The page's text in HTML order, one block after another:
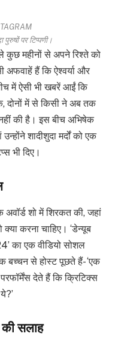
पर टिप्पणी।
कुछ महीनों से अपने रिश्ते को
अफवाहें हैं कि ऐश्वर्या और
में ऐसी भी खबरें आईं कि
दोनों में से किसी ने अब तक
की है। इस बीच अभिषेक
शादीशुदा मर्दों को एक
भी दिए।
अवॉर्ड शो में शिरकत की, जहां
क्या करना चाहिए। ‘डेन्यूब
का एक वीडियो सोशल
बच्चन से होस्ट पूछते हैं- ‘एक
देते हैं कि क्रिटिक्स
की सलाह